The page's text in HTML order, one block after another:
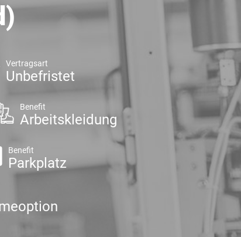
Vertragsart
Unbefristet
Benefit
Arbeitskleidung
Benefit
Parkplatz